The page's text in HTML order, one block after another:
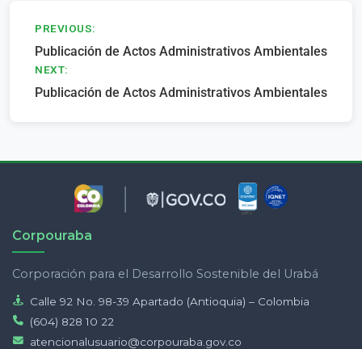
Navegación
de
entradas
PREVIOUS:
Publicación de Actos Administrativos Ambientales
NEXT:
Publicación de Actos Administrativos Ambientales
Corpouraba
Corporación para el Desarrollo Sostenible del Urabá
Calle 92 No. 98-39 Apartado (Antioquia) – Colombia
(604) 828 10 22
atencionalusuario@corpouraba.gov.co